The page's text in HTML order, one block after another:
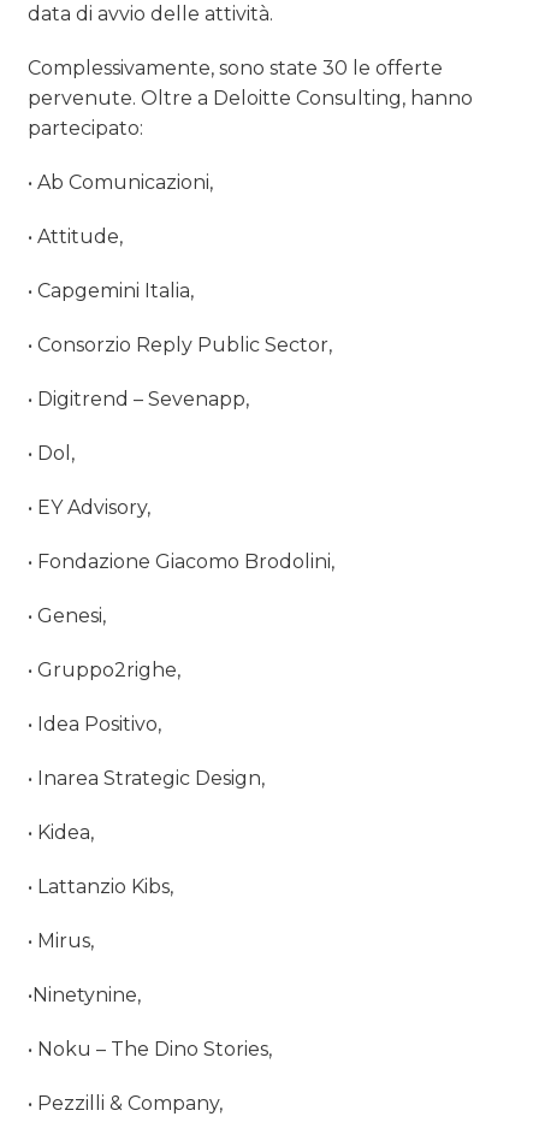
data di avvio delle attività.
Complessivamente, sono state 30 le offerte
pervenute. Oltre a Deloitte Consulting, hanno
partecipato:
• Ab Comunicazioni,
• Attitude,
• Capgemini Italia,
• Consorzio Reply Public Sector,
• Digitrend – Sevenapp,
• Dol,
• EY Advisory,
• Fondazione Giacomo Brodolini,
• Genesi,
• Gruppo2righe,
• Idea Positivo,
• Inarea Strategic Design,
• Kidea,
• Lattanzio Kibs,
• Mirus,
•Ninetynine,
• Noku – The Dino Stories,
• Pezzilli & Company,